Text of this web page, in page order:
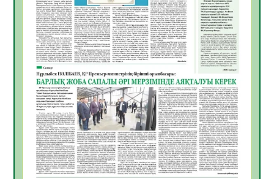
АПВ вакцинасы туралы мәлімет
06.08.2026
31
Open Air: Қызылорда облысы полиция
департаменті 20 мыңнан астам
көрерменнің қауіпсіздігін қамтамасыз етті
06.08.2026
41
ҚЫЗЫЛОРДАДА «САНАЛЫ ҰРПАҚ –
ЖАРҚЫН БОЛАШАҚ» АТТЫ КЕҢЕЙТІЛГЕН
МӘЖІЛІС ӨТТІ
05.08.2026
43
Қазақстан Орталық Азиядағы көшуге ең